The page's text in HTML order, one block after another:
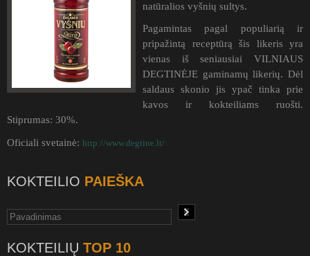
natūralios vyšnių sultys.
Pagamintas pagal populiarią ir
pripažintą receptūrą šis likeris yra
vienas iš seniausiai VILNIAUS
DEGTINĖJE gaminamų likerių. Dėl
saldaus skonio jis ypač tinka prie
kavos ir kokteiliams ruošti.
Stiprumas: 30%.
Oficiali svetainė: http://www.degtine.lt/
KOKTEILIO PAIEŠKA
KOKTEILIŲ TOP 10